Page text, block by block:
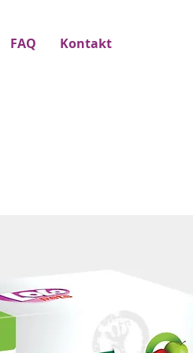
FAQ Kontakt